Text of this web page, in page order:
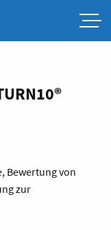
Bewertung von
zur